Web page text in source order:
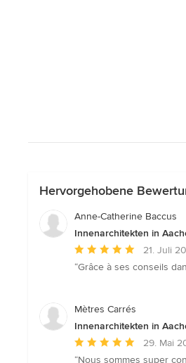
Hervorgehobene
Anne-Catherine Baccus
Innenarchitekten in
Durchschnittliche
Bewertung:
5
21. Juli
“Grâce à ses conseils
Mètres Carrés
Innenarchitekten in
Durchschnittliche
Bewertung:
29. Mai
“Nous sommes super